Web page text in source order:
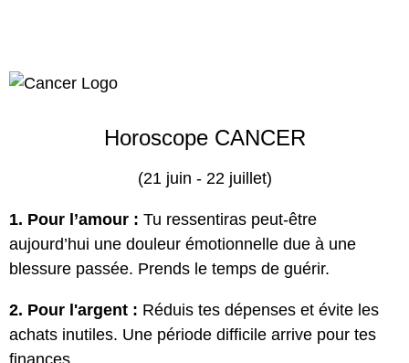
Horoscope CANCER
(21 juin - 22 juillet)
1. Pour l’amour : Tu ressentiras peut-être
aujourd’hui une douleur émotionnelle due à une
blessure passée. Prends le temps de guérir.
2. Pour l'argent : Réduis tes dépenses et évite les
achats inutiles. Une période difficile arrive pour tes
finances.